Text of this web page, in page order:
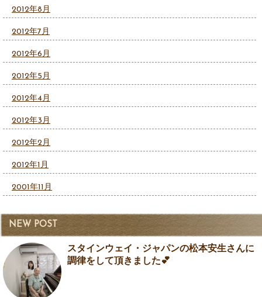
2012年8月
2012年7月
2012年6月
2012年5月
2012年4月
2012年3月
2012年2月
2012年1月
2001年11月
NEW POST
スタインウェイ・ジャパンの松本安生さんに
調律をして頂きました💕